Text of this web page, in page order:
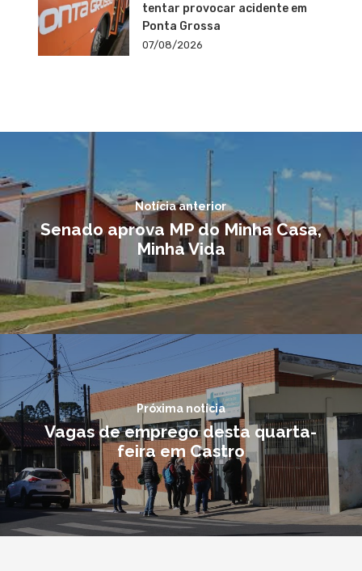
tentar provocar acidente em
Ponta Grossa
07/08/2026
Notícia anterior
Senado aprova MP do Minha Casa,
Minha Vida
Próxima notícia
Vagas de emprego desta quarta-
feira em Castro